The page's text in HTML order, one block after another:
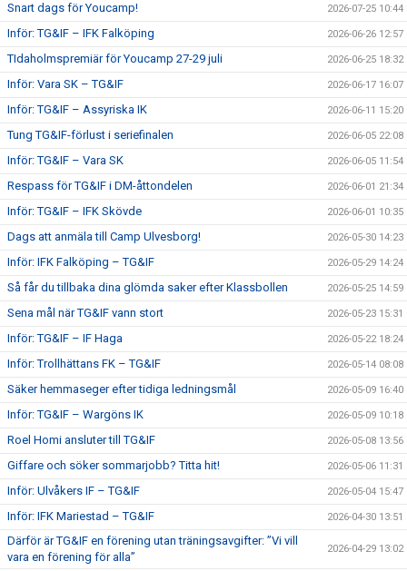
Snart dags för Youcamp! 2026-07-25 10:44
Inför: TG&IF – IFK Falköping 2026-06-26 12:57
TIdaholmspremiär för Youcamp 27-29 juli 2026-06-25 18:32
Inför: Vara SK – TG&IF 2026-06-17 16:07
Inför: TG&IF – Assyriska IK 2026-06-11 15:20
Tung TG&IF-förlust i seriefinalen 2026-06-05 22:08
Inför: TG&IF – Vara SK 2026-06-05 11:54
Respass för TG&IF i DM-åttondelen 2026-06-01 21:34
Inför: TG&IF – IFK Skövde 2026-06-01 10:35
Dags att anmäla till Camp Ulvesborg! 2026-05-30 14:23
Inför: IFK Falköping – TG&IF 2026-05-29 14:24
Så får du tillbaka dina glömda saker efter Klassbollen 2026-05-25 14:59
Sena mål när TG&IF vann stort 2026-05-23 15:31
Inför: TG&IF – IF Haga 2026-05-22 18:24
Inför: Trollhättans FK – TG&IF 2026-05-14 08:08
Säker hemmaseger efter tidiga ledningsmål 2026-05-09 16:40
Inför: TG&IF – Wargöns IK 2026-05-09 10:18
Roel Homi ansluter till TG&IF 2026-05-08 13:56
Giffare och söker sommarjobb? Titta hit! 2026-05-06 11:31
Inför: Ulvåkers IF – TG&IF 2026-05-04 15:47
Inför: IFK Mariestad – TG&IF 2026-04-30 13:51
Därför är TG&IF en förening utan träningsavgifter: ”Vi vill
vara en förening för alla”
2026-04-29 13:02